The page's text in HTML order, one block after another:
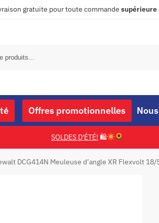
gratuite pour toute commande supérieure
Offres promotionnelles
SOLDES D'ÉTÉ! 🛍
DCG414N Meuleuse d’angle XR Flexvolt